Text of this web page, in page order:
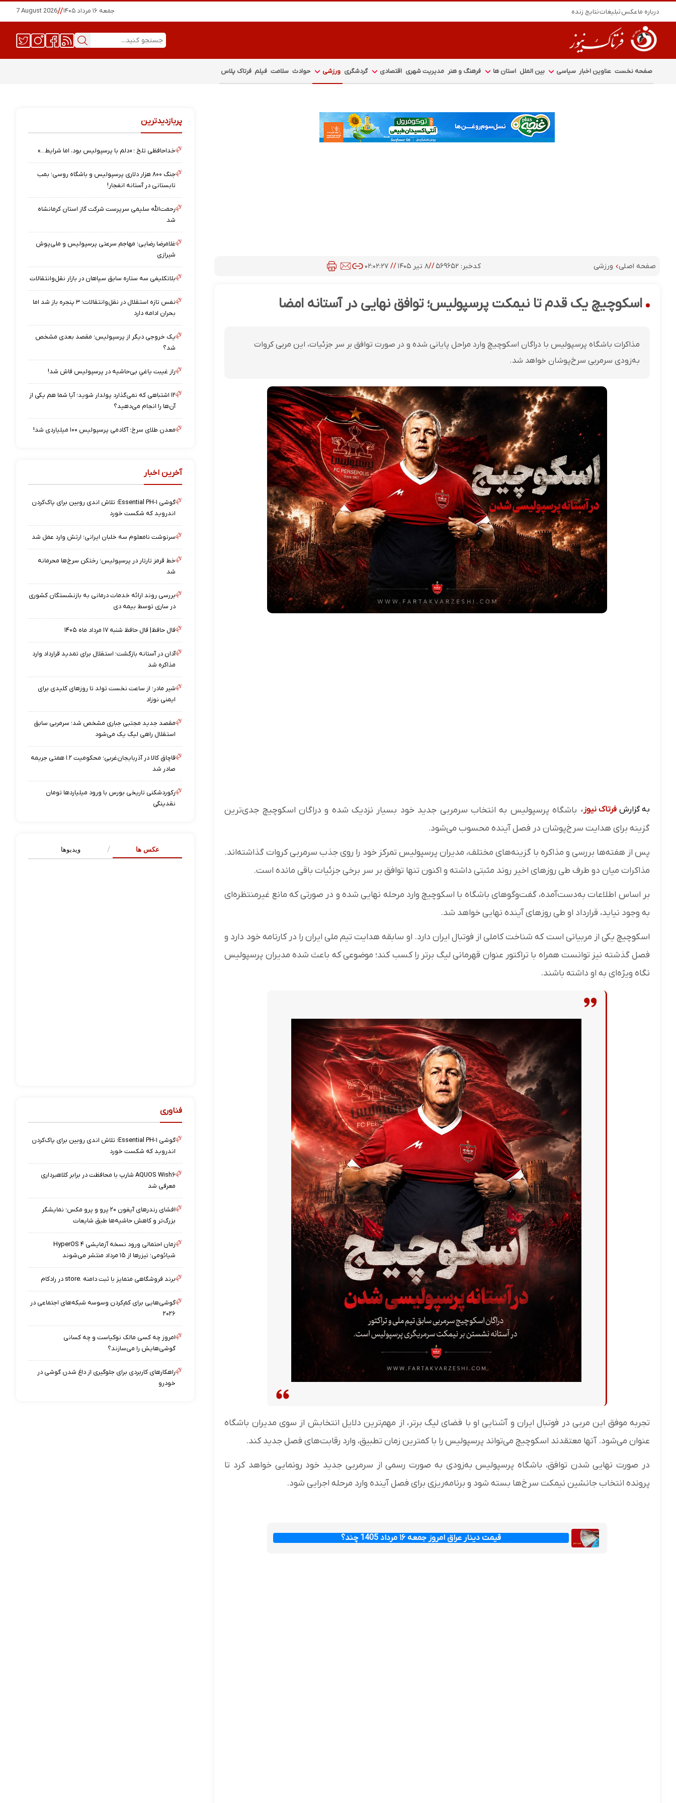
درباره ماعکستبلیغاتنتایج زنده جمعه ۱۶ مرداد ۱۴۰۵ //
7 August 2026
صفحه نخست عناوین اخبار سیاسی بین الملل استان ها فرهنگ و هنر مدیریت شهری اقتصادی گردشگری ورزشی حوادث سلامت فیلم فرتاک پلاس
صفحه اصلی ورزشی کدخبر: ۵۶۹۶۵۲ //۸ تیر ۱۴۰۵ // ۰۲:۰۲:۲۷
اسکوچیچ یک قدم تا نیمکت پرسپولیس؛ توافق نهایی در آستانه امضا
مذاکرات باشگاه پرسپولیس با دراگان اسکوچیچ وارد مراحل پایانی شده و در صورت توافق بر سر جزئیات، این مربی کروات
به‌زودی سرمربی سرخ‌پوشان خواهد شد.
به گزارش فرتاک نیوز ، باشگاه پرسپولیس به انتخاب سرمربی جدید خود بسیار نزدیک شده و دراگان اسکوچیچ جدی‌ترین
گزینه برای هدایت سرخ‌پوشان در فصل آینده محسوب می‌شود.
پس از هفته‌ها بررسی و مذاکره با گزینه‌های مختلف، مدیران پرسپولیس تمرکز خود را روی جذب سرمربی کروات گذاشته‌اند.
مذاکرات میان دو طرف طی روزهای اخیر روند مثبتی داشته و اکنون تنها توافق بر سر برخی جزئیات باقی مانده است.
بر اساس اطلاعات به‌دست‌آمده، گفت‌وگوهای باشگاه با اسکوچیچ وارد مرحله نهایی شده و در صورتی که مانع غیرمنتظره‌ای
به وجود نیاید، قرارداد او طی روزهای آینده نهایی خواهد شد.
اسکوچیچ یکی از مربیانی است که شناخت کاملی از فوتبال ایران دارد. او سابقه هدایت تیم ملی ایران را در کارنامه خود دارد و
فصل گذشته نیز توانست همراه با تراکتور عنوان قهرمانی لیگ برتر را کسب کند؛ موضوعی که باعث شده مدیران پرسپولیس
نگاه ویژه‌ای به او داشته باشند.
تجربه موفق این مربی در فوتبال ایران و آشنایی او با فضای لیگ برتر، از مهم‌ترین دلایل انتخابش از سوی مدیران باشگاه
عنوان می‌شود. آنها معتقدند اسکوچیچ می‌تواند پرسپولیس را با کمترین زمان تطبیق، وارد رقابت‌های فصل جدید کند.
در صورت نهایی شدن توافق، باشگاه پرسپولیس به‌زودی به صورت رسمی از سرمربی جدید خود رونمایی خواهد کرد تا
پرونده انتخاب جانشین نیمکت سرخ‌ها بسته شود و برنامه‌ریزی برای فصل آینده وارد مرحله اجرایی شود.
قیمت دینار عراق امروز جمعه ۱۶ مرداد 1405 چند؟
پربازدیدترین
خداحافظی تلخ ؛ «دلم با پرسپولیس بود، اما شرایط…»
جنگ ۸۰۰ هزار دلاری پرسپولیس و باشگاه روسی؛ بمب
تابستانی در آستانه انفجار!
رحمت‌الله سلیمی سرپرست شرکت گاز استان کرمانشاه
شد
غلامرضا رضایی؛ مهاجم سرعتی پرسپولیس و ملی‌پوش
شیرازی
بلاتکلیفی سه ستاره سابق سپاهان در بازار نقل‌وانتقالات
نفس تازه استقلال در نقل‌وانتقالات؛ ۳ پنجره باز شد اما
بحران ادامه دارد
یک خروجی دیگر از پرسپولیس؛ مقصد بعدی مشخص
شد؟
راز غیبت یاغیِ بی‌حاشیه در پرسپولیس فاش شد!
۱۲ اشتباهی که نمی‌گذارد پولدار شوید؛ آیا شما هم یکی از
آن‌ها را انجام می‌دهید؟
معدن طلای سرخ؛ آکادمی پرسپولیس ۱۰۰ میلیاردی شد!
آخرین اخبار
گوشی Essential PH-۱؛ تلاش اندی روبین برای پاک‌کردن
اندروید که شکست خورد
سرنوشت نامعلوم سه خلبان ایرانی؛ ارتش وارد عمل شد
خط قرمز تارتار در پرسپولیس؛ رختکن سرخ‌ها محرمانه
شد
بررسی روند ارائه خدمات درمانی به بازنشستگان کشوری
در ساری توسط بیمه دی
فال حافظ| فال حافظ شنبه ۱۷ مرداد ماه ۱۴۰۵
آدان در آستانه بازگشت؛ استقلال برای تمدید قرارداد وارد
مذاکره شد
شیر مادر؛ از ساعت نخست تولد تا روزهای کلیدی برای
ایمنی نوزاد
مقصد جدید مجتبی جباری مشخص شد؛ سرمربی سابق
استقلال راهی لیگ یک می‌شود
قاچاق کالا در آذربایجان‌غربی؛ محکومیت ۱.۲ همتی جریمه
صادر شد
رکوردشکنی تاریخی بورس با ورود میلیاردها تومان
نقدینگی
عکس ها ویدیوها
فناوری
گوشی Essential PH-۱؛ تلاش اندی روبین برای پاک‌کردن
اندروید که شکست خورد
AQUOS Wish۶ شارپ با محافظت در برابر کلاهبرداری
معرفی شد
افشای رندرهای آیفون ۲۰ پرو و پرو مکس؛ نمایشگر
بزرگ‌تر و کاهش حاشیه‌ها طبق شایعات
زمان احتمالی ورود نسخه آزمایشی HyperOS ۴
شیائومی؛ تیزرها از ۱۵ مرداد منتشر می‌شوند
برند فروشگاهی متمایز با ثبت دامنه .store در رادکام
گوشی‌هایی برای کم‌کردن وسوسه شبکه‌های اجتماعی در
۲۰۲۶
امروز چه کسی مالک نوکیاست و چه کسانی
گوشی‌هایش را می‌سازند؟
راهکارهای کاربردی برای جلوگیری از داغ شدن گوشی در
خودرو